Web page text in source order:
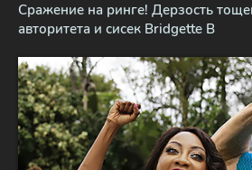
Сражение на ринге! Дерзость
авторитета и сисек Bridgette B